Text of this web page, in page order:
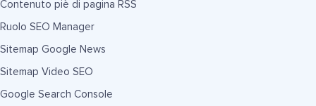
Contenuto piè di pagina RSS
Ruolo SEO Manager
Sitemap Google News
Sitemap Video SEO
Google Search Console